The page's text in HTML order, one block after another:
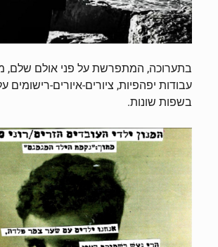
בתערוכה, המתפרשת על פני אולם שלם,
עבודות יפהפיות, ציורים-איורים-רישומים
בשפות שונות.